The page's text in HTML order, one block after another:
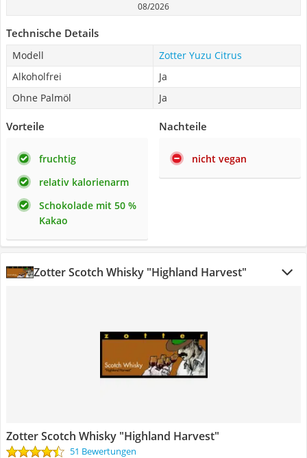
08/2026
Technische Details
Modell
Zotter Yuzu Citrus
Alkoholfrei
Ja
Ohne Palmöl
Ja
Vorteile
fruchtig
relativ kalorienarm
Schokolade mit 50 %
Kakao
Nachteile
nicht vegan
Zotter Scotch Whisky "Highland Harvest"
Zotter Scotch Whisky "Highland Harvest"
51 Bewertungen